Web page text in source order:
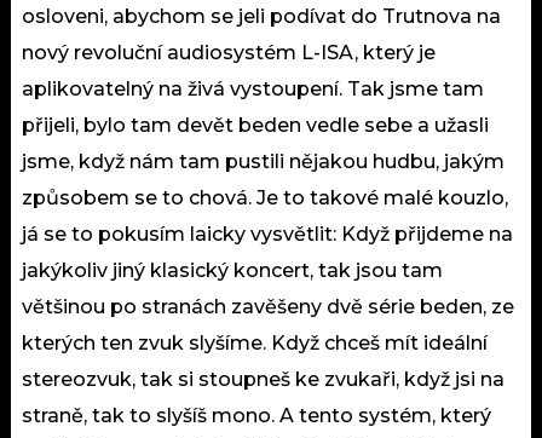
osloveni, abychom se jeli podívat do Trutnova na
nový revoluční audiosystém L-ISA, který je
aplikovatelný na živá vystoupení. Tak jsme tam
přijeli, bylo tam devět beden vedle sebe a užasli
jsme, když nám tam pustili nějakou hudbu, jakým
způsobem se to chová. Je to takové malé kouzlo,
já se to pokusím laicky vysvětlit: Když přijdeme na
jakýkoliv jiný klasický koncert, tak jsou tam
většinou po stranách zavěšeny dvě série beden, ze
kterých ten zvuk slyšíme. Když chceš mít ideální
stereozvuk, tak si stoupneš ke zvukaři, když jsi na
straně, tak to slyšíš mono. A tento systém, který